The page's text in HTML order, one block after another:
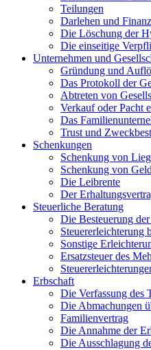
Teilungen
Darlehen und
Die Löschung der
Die einseitige
Unternehmen und
Gründung und
Das Protokoll der
Abtreten von
Verkauf oder Pacht
Das
Trust und
Schenkungen
Schenkung von
Schenkung von
Die Leibrente
Der
Steuerliche Beratung
Die Besteuerung
Steuererleichterung
Sonstige
Ersatzsteuer des
Erbschaft
Die Verfassung des
Die Abmachungen
Familienvertrag
Die Annahme der
Die Ausschlagung